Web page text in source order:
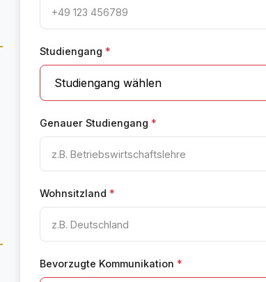
Studiengang *
Genauer Studiengang *
Wohnsitzland *
Bevorzugte Kommunikation *